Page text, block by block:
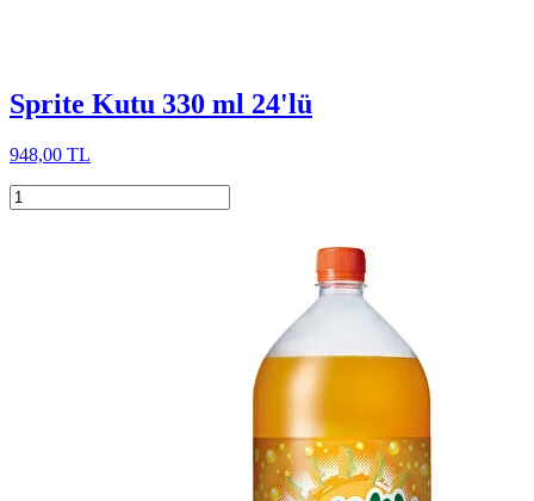
Sprite Kutu 330 ml 24'lü
948,00 TL